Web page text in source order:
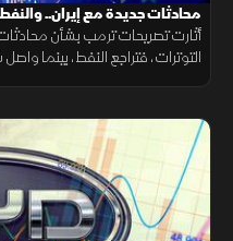
محادثات جديدة مع إيران..
أثارت تصريحات ترمب بشأن
التوترات، فتراجع النفط، بينما